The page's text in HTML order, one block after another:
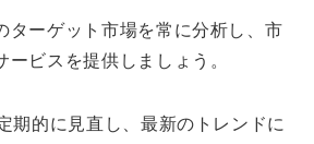
ターゲット市場を常に分析し、市
ービスを提供しましょう。
期的に見直し、最新のトレンドに